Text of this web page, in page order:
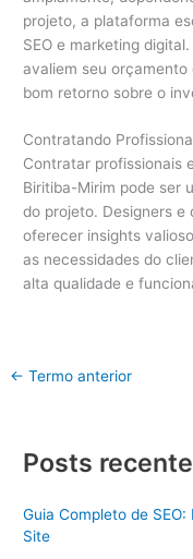
projeto, a plataforma
SEO e marketing
avaliem seu orçamento
bom retorno sobre o
Contratando
Contratar profissionais
Biritiba-Mirim pode ser
do projeto. Designers e
oferecer insights
as necessidades do
alta qualidade e
← Termo anterior
Posts
Guia Completo de
Site